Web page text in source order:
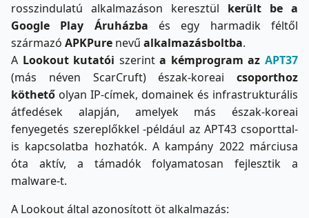
rosszindulatú alkalmazáson keresztül került be a
Google Play Áruházba és egy harmadik féltől
származó APKPure nevű alkalmazásboltba.
A Lookout kutatói szerinta kémprogram azAPT37
(más néven ScarCruft) észak-koreai csoporthoz
köthető olyan IP-címek, domainek és infrastrukturális
átfedések alapján, amelyek más észak-koreai
fenyegetés szereplőkkel -például az APT43 csoporttal-
is kapcsolatba hozhatók. A kampány 2022 márciusa
óta aktív, a támadók folyamatosan fejlesztik a
malware-t.
A Lookout által azonosított öt alkalmazás: